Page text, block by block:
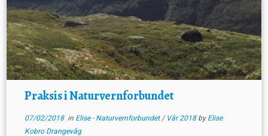
Praksis i Naturvernforbundet
07/02/2018in Elise - Naturvernforbundet/ Vår 2018 by Elise
Kobro Drangevåg